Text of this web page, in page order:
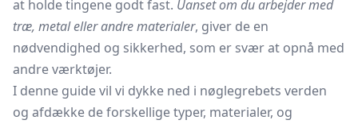
at holde tingene godt fast. Uanset om du arbejder med
træ, metal eller andre materialer, giver de en
nødvendighed og sikkerhed, som er svær at opnå med
andre værktøjer.
I denne guide vil vi dykke ned i nøglegrebets verden
og afdække de forskellige typer, materialer, og